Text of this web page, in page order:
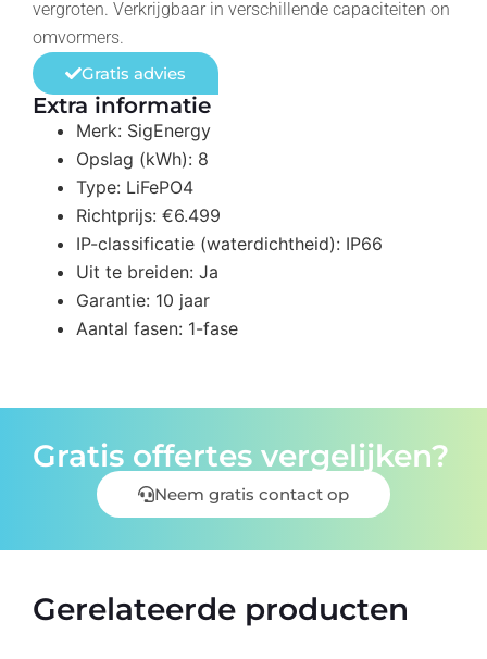
vergroten. Verkrijgbaar in verschillende capaciteiten on
omvormers.
Gratis advies
Extra informatie
Merk: SigEnergy
Opslag (kWh): 8
Type: LiFePO4
Richtprijs: €6.499
IP-classificatie (waterdichtheid): IP66
Uit te breiden: Ja
Garantie: 10 jaar
Aantal fasen: 1-fase
Gratis offertes vergelijken?
Neem gratis contact op
Gerelateerde producten